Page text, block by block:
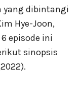
yang dibintangi
Hye-Joon,
episode ini
sinopsis